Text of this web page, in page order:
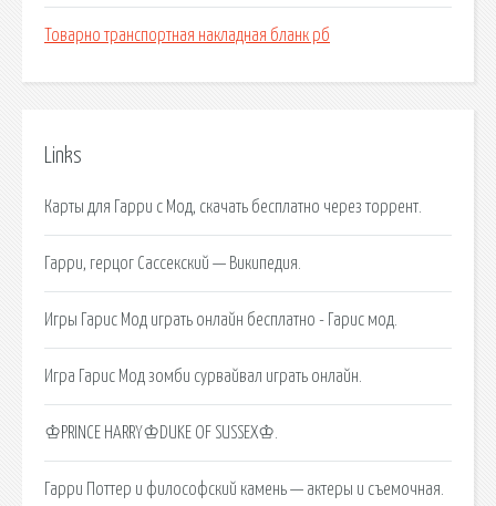
Товарно транспортная накладная бланк рб
Links
Карты для Гарри с Мод, скачать бесплатно через торрент.
Гарри, герцог Сассекский — Википедия.
Игры Гарис Мод играть онлайн бесплатно - Гарис мод.
Игра Гарис Мод зомби сурвайвал играть онлайн.
♔PRINCE HARRY♔DUKE OF SUSSEX♔.
Гарри Поттер и философский камень — актеры и съемочная.